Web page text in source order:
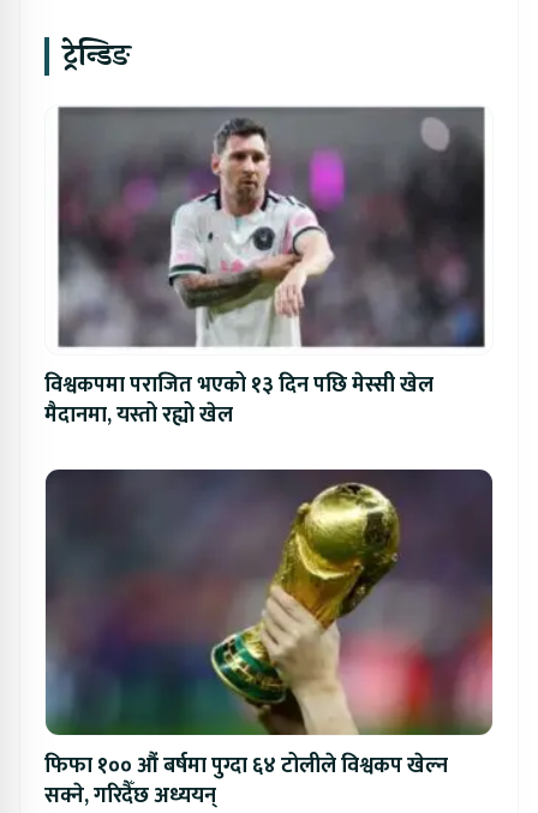
ट्रेन्डिङ
विश्वकपमा पराजित भएको १३ दिन पछि मेस्सी खेल
मैदानमा, यस्तो रह्यो खेल
फिफा १०० औं बर्षमा पुग्दा ६४ टोलीले विश्वकप खेल्न
सक्ने, गरिदैँछ अध्ययन्